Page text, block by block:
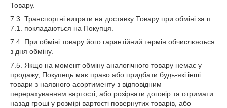
Товару.
7.3. Транспортні витрати на доставку Товару при обміні за п.
7.1. покладаються на Покупця.
7.4. При обміні товару його гарантійний термін обчислюється
з дня обміну.
7.5. Якщо на момент обміну аналогічного товару немає у
продажу, Покупець має право або придбати будь-які інші
товари з наявного асортименту з відповідним
перерахуванням вартості, або розірвати договір та отримати
назад гроші у розмірі вартості повернутих товарів, або